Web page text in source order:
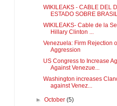
WIKILEAKS - CABLE DEL
ESTADO SOBRE
WIKILEAKS- Cable de la
Hillary Clinton ...
Venezuela: Firm Rejection
Aggression
US Congress to Increase
Against Venezue...
Washington increases
against Venez...
►October(5)